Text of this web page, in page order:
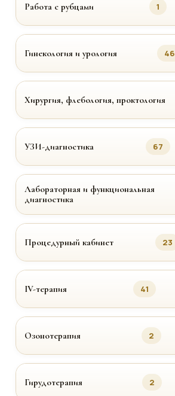
Работа с рубцами 1
Гинекология и урология 46
Хирургия, флебология, проктология
УЗИ-диагностика 67
Лабораторная и функциональная
диагностика
Процедурный кабинет 23
IV-терапия 41
Озонотерапия 2
Гирудотерапия 2